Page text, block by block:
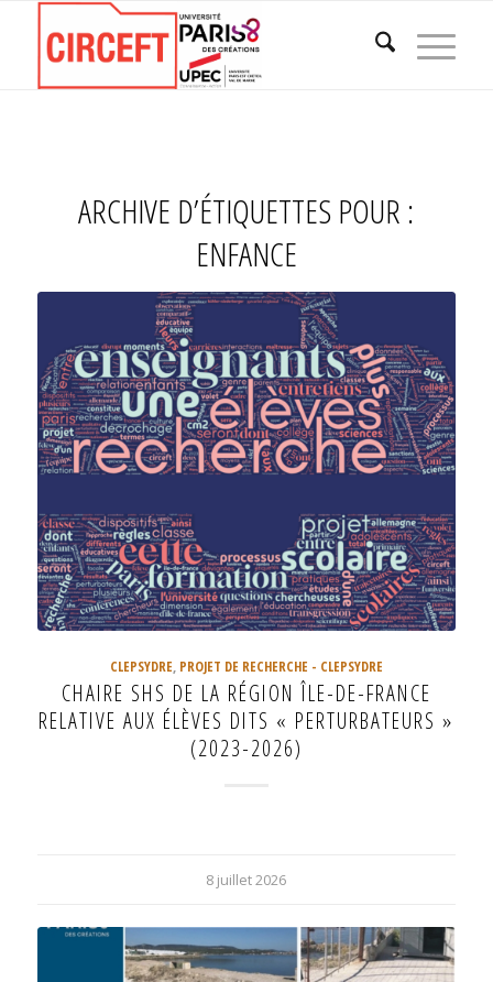
ARCHIVE D’ÉTIQUETTES POUR :
ENFANCE
CLEPSYDRE, PROJET DE RECHERCHE - CLEPSYDRE
CHAIRE SHS DE LA RÉGION ÎLE-DE-FRANCE
RELATIVE AUX ÉLÈVES DITS « PERTURBATEURS »
(2023-2026)
8 juillet 2026